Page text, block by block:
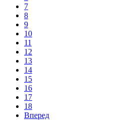
7
8
9
10
11
12
13
14
15
16
17
18
Вперед